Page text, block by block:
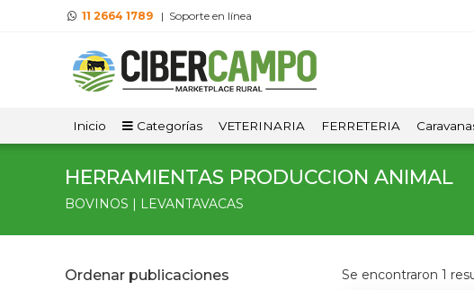
11 2664 1789 | Soporte en línea
Inicio Categorías VETERINARIA FERRETERIA
HERRAMIENTAS PRODUCCION ANIMAL
BOVINOS | LEVANTAVACAS
Ordenar publicaciones Se encontraron 1